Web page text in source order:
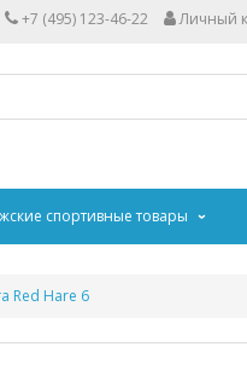
+7 (495) 123-46-22 Личный
спортивные товары
Red Hare 6